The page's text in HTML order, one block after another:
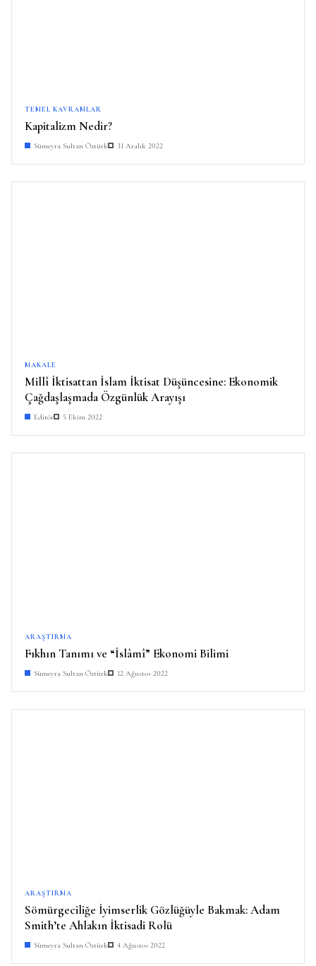
TEMEL KAVRAMLAR
Kapitalizm Nedir?
Sümeyra Sultan Öztürk 31 Aralık 2022
MAKALE
Millî İktisattan İslam İktisat Düşüncesine: Ekonomik
Çağdaşlaşmada Özgünlük Arayışı
Editör 5 Ekim 2022
ARAŞTIRMA
Fıkhın Tanımı ve “İslâmî” Ekonomi Bilimi
Sümeyra Sultan Öztürk 12 Ağustos 2022
ARAŞTIRMA
Sömürgeciliğe İyimserlik Gözlüğüyle Bakmak: Adam
Smith’te Ahlakın İktisadi Rolü
Sümeyra Sultan Öztürk 4 Ağustos 2022